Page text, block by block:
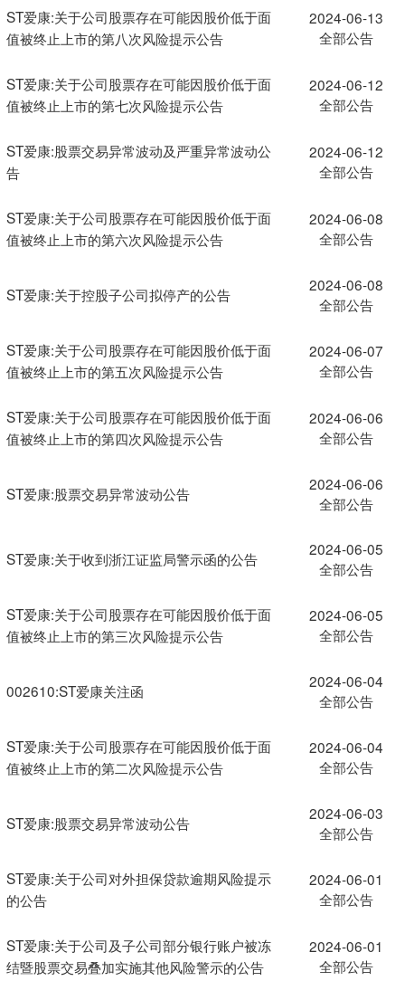
ST爱康:关于公司股票存在可能因股价低于面
值被终止上市的第八次风险提示公告
2024-06-13
全部公告
ST爱康:关于公司股票存在可能因股价低于面
值被终止上市的第七次风险提示公告
2024-06-12
全部公告
ST爱康:股票交易异常波动及严重异常波动公
告
2024-06-12
全部公告
ST爱康:关于公司股票存在可能因股价低于面
值被终止上市的第六次风险提示公告
2024-06-08
全部公告
ST爱康:关于控股子公司拟停产的公告
2024-06-08
全部公告
ST爱康:关于公司股票存在可能因股价低于面
值被终止上市的第五次风险提示公告
2024-06-07
全部公告
ST爱康:关于公司股票存在可能因股价低于面
值被终止上市的第四次风险提示公告
2024-06-06
全部公告
ST爱康:股票交易异常波动公告
2024-06-06
全部公告
ST爱康:关于收到浙江证监局警示函的公告
2024-06-05
全部公告
ST爱康:关于公司股票存在可能因股价低于面
值被终止上市的第三次风险提示公告
2024-06-05
全部公告
002610:ST爱康关注函
2024-06-04
全部公告
ST爱康:关于公司股票存在可能因股价低于面
值被终止上市的第二次风险提示公告
2024-06-04
全部公告
ST爱康:股票交易异常波动公告
2024-06-03
全部公告
ST爱康:关于公司对外担保贷款逾期风险提示
的公告
2024-06-01
全部公告
ST爱康:关于公司及子公司部分银行账户被冻
结暨股票交易叠加实施其他风险警示的公告
2024-06-01
全部公告